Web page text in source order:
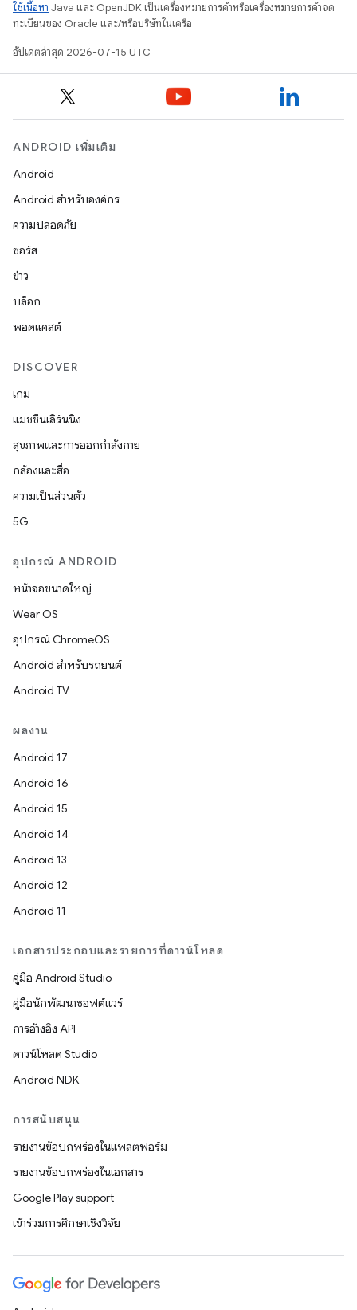
ใช้เนื้อหา Java และ OpenJDK เป็นเครื่องหมายการค้าหรือเครื่องหมายการค้าจด
ทะเบียนของ Oracle และ/หรือบริษัทในเครือ
อัปเดตล่าสุด 2026-07-15 UTC
ANDROID เพิ่มเติม
Android
Android สำหรับองค์กร
ความปลอดภัย
ซอร์ส
ข่าว
บล็อก
พอดแคสต์
DISCOVER
เกม
แมชชีนเลิร์นนิง
สุขภาพและการออกกำลังกาย
กล้องและสื่อ
ความเป็นส่วนตัว
5G
อุปกรณ์ ANDROID
หน้าจอขนาดใหญ่
Wear OS
อุปกรณ์ ChromeOS
Android สำหรับรถยนต์
Android TV
ผลงาน
Android 17
Android 16
Android 15
Android 14
Android 13
Android 12
Android 11
เอกสารประกอบและรายการที่ดาวน์โหลด
คู่มือ Android Studio
คู่มือนักพัฒนาซอฟต์แวร์
การอ้างอิง API
ดาวน์โหลด Studio
Android NDK
การสนับสนุน
รายงานข้อบกพร่องในแพลตฟอร์ม
รายงานข้อบกพร่องในเอกสาร
Google Play support
เข้าร่วมการศึกษาเชิงวิจัย